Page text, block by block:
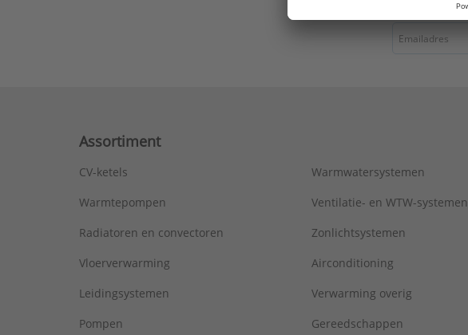
Assortiment
CV-ketels
Warmtepompen
Radiatoren en convectoren
Vloerverwarming
Leidingsystemen
Pompen
Warmwatersystemen
Ventilatie- en WTW-systemen
Zonlichtsystemen
Airconditioning
Verwarming overig
Gereedschappen